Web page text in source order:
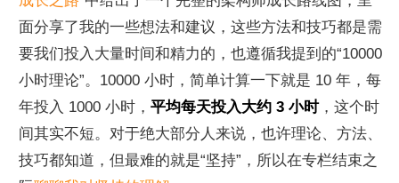
面分享了我的一些想法和建议，这些方法和技巧都是需
要我们投入大量时间和精力的，也遵循我提到的“10000
小时理论”。10000 小时，简单计算一下就是 10 年，每
年投入 1000 小时， 平均每天投入大约 3 小时，这个时
间其实不短。对于绝大部分人来说，也许理论、方法、
技巧都知道，但最难的就是“坚持”，所以在专栏结束之